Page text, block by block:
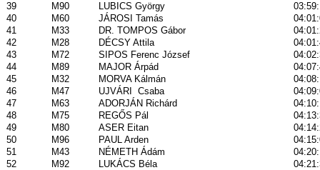
39
M90 LUBICS György
40
M60 JÁROSI Tamás
41
M33 DR. TOMPOS Gábor
42
M28 DÉCSY Attila
43
M72 SIPOS Ferenc József
44
M89 MAJOR Árpád
45
M32 MORVA Kálmán
46
M47 UJVÁRI Csaba
47
M63 ADORJÁN Richárd
48
M75 REGŐS Pál
49
M80 ASER Eitan
50
M96 PAUL Arden
51
M43 NÉMETH Ádám
52
M92 LUKÁCS Béla